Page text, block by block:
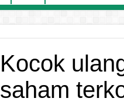
Kocok
saham